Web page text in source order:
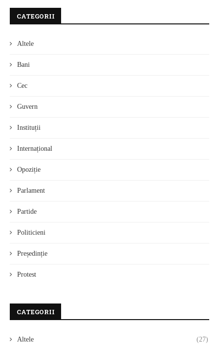
CATEGORII
Altele
Bani
Cec
Guvern
Instituții
Internațional
Opoziție
Parlament
Partide
Politicieni
Președinție
Protest
CATEGORII
Altele (27)